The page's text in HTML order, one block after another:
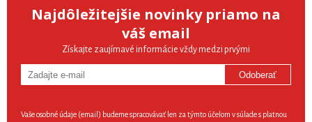
Najdôležitejšie novinky priamo na
váš email
Získajte zaujímavé informácie vždy medzi prvými
Odoberať
Vaše osobné údaje (email) budeme spracovávať len za týmto účelom v súlade s platnou